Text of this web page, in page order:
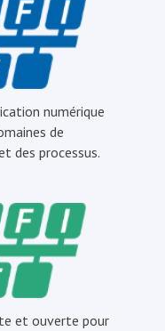
numérique
de
des processus.
et ouverte pour